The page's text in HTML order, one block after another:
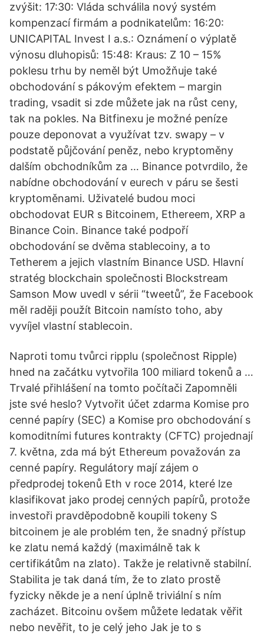
zvýšit: 17:30: Vláda schválila nový systém
kompenzací firmám a podnikatelům: 16:20:
UNICAPITAL Invest I a.s.: Oznámení o výplatě
výnosu dluhopisů: 15:48: Kraus: Z 10 – 15%
poklesu trhu by neměl být Umožňuje také
obchodování s pákovým efektem – margin
trading, vsadit si zde můžete jak na růst ceny,
tak na pokles. Na Bitfinexu je možné peníze
pouze deponovat a využívat tzv. swapy – v
podstatě půjčování peněz, nebo kryptoměny
dalším obchodníkům za … Binance potvrdilo, že
nabídne obchodování v eurech v páru se šesti
kryptoměnami. Uživatelé budou moci
obchodovat EUR s Bitcoinem, Ethereem, XRP a
Binance Coin. Binance také podpoří
obchodování se dvěma stablecoiny, a to
Tetherem a jejich vlastním Binance USD. Hlavní
stratég blockchain společnosti Blockstream
Samson Mow uvedl v sérii “tweetů”, že Facebook
měl raději použít Bitcoin namísto toho, aby
vyvíjel vlastní stablecoin.
Naproti tomu tvůrci ripplu (společnost Ripple)
hned na začátku vytvořila 100 miliard tokenů a …
Trvalé přihlášení na tomto počítači Zapomněli
jste své heslo? Vytvořit účet zdarma Komise pro
cenné papíry (SEC) a Komise pro obchodování s
komoditními futures kontrakty (CFTC) projednají
7. května, zda má být Ethereum považován za
cenné papíry. Regulátory mají zájem o
předprodej tokenů Eth v roce 2014, které lze
klasifikovat jako prodej cenných papírů, protože
investoři pravděpodobně koupili tokeny S
bitcoinem je ale problém ten, že snadný přístup
ke zlatu nemá každý (maximálně tak k
certifikátům na zlato). Takže je relativně stabilní.
Stabilita je tak daná tím, že to zlato prostě
fyzicky někde je a není úplně triviální s ním
zacházet. Bitcoinu ovšem můžete ledatak věřit
nebo nevěřit, to je celý jeho Jak je to s